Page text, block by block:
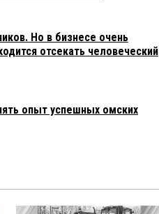
Но в бизнесе очень
отсекать человеческий
опыт успешных омских